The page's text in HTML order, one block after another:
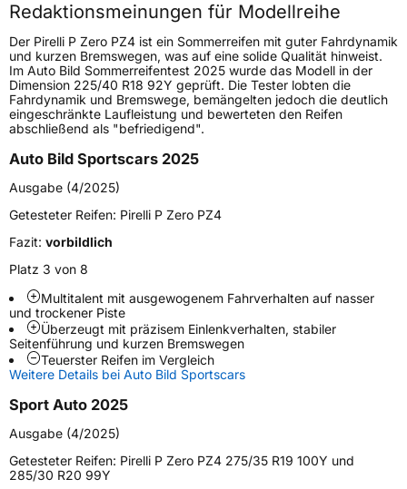
Höchstgeschwindigkeit
240 km/h
Lastindex 106
Höchstlast950 kg
Gewicht (in kg)14,799 kg
Generelle Merkmale
FahrzeugtypSUV
VerwendungSommerreifen
ModellnameP Zero PZ4
Fahrzeugart
Weitere Eigenschaften
SchlauchtypTL
ZustandNeureifen
Verstärkt XL
Redaktionsmeinungen für Modellreihe
Der Pirelli P Zero PZ4 ist ein Sommerreifen mit guter Fahrdynamik
und kurzen Bremswegen, was auf eine solide Qualität hinweist.
Im Auto Bild Sommerreifentest 2025 wurde das Modell in der
Dimension 225/40 R18 92Y geprüft. Die Tester lobten die
Fahrdynamik und Bremswege, bemängelten jedoch die deutlich
eingeschränkte Laufleistung und bewerteten den Reifen
abschließend als "befriedigend".
Auto Bild Sportscars 2025
Ausgabe (4/2025)
Getesteter Reifen: Pirelli P Zero PZ4
Fazit: vorbildlich
Platz 3 von 8
Multitalent mit ausgewogenem Fahrverhalten auf nasser
und trockener Piste
Überzeugt mit präzisem Einlenkverhalten, stabiler
Seitenführung und kurzen Bremswegen
Teuerster Reifen im Vergleich
Weitere Details bei Auto Bild Sportscars
Sport Auto 2025
Ausgabe (4/2025)
Getesteter Reifen: Pirelli P Zero PZ4 275/35 R19 100Y und
285/30 R20 99Y